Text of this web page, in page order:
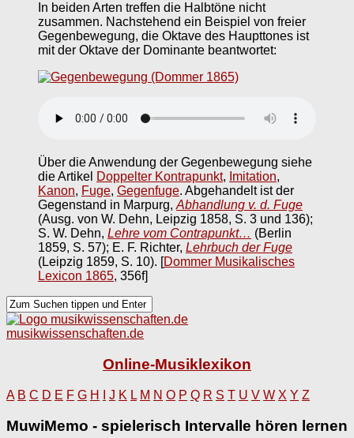
In beiden Arten treffen die Halbtöne nicht
zusammen. Nachstehend ein Beispiel von freier
Gegenbewegung, die Oktave des Haupttones ist
mit der Oktave der Dominante beantwortet:
Über die Anwendung der Gegenbewegung siehe
die Artikel Doppelter Kontrapunkt, Imitation,
Kanon, Fuge, Gegenfuge. Abgehandelt ist der
Gegenstand in Marpurg,Abhandlung v. d. Fuge
(Ausg. von W. Dehn, Leipzig 1858, S. 3 und 136);
S. W. Dehn, Lehre vom Contrapunkt… (Berlin
1859, S. 57); E. F. Richter, Lehrbuch der Fuge
(Leipzig 1859, S. 10). [Dommer Musikalisches
Lexicon 1865, 356f]
musikwissenschaften.de
Online-Musiklexikon
A B C D E F G H J K L M N O P Q R S T U V W X Y Z
MuwiMemo - spielerisch Intervalle hören lernen